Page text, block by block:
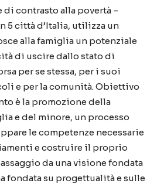
di contrasto alla povertà –
5 città d’Italia, utilizza un
alla famiglia un potenziale
di uscire dallo stato di
per se stessa, per i suoi
e per la comunità. Obiettivo
è la promozione della
e del minore, un processo
le competenze necessarie
e costruire il proprio
da una visione fondata
fondata su progettualità e sulle